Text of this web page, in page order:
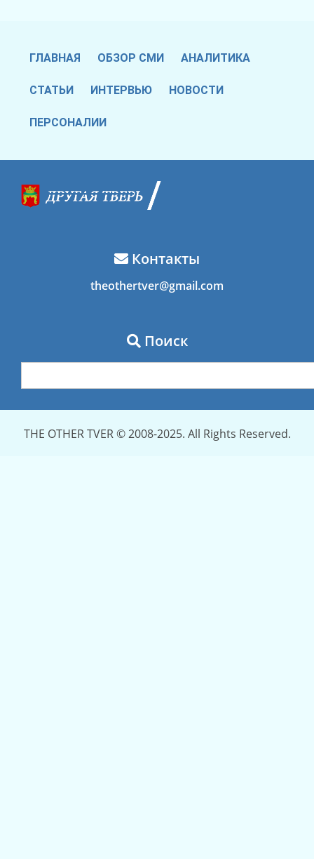
ГЛАВНАЯ ОБЗОР СМИ АНАЛИТИКА
СТАТЬИ ИНТЕРВЬЮ НОВОСТИ
ПЕРСОНАЛИИ
Контакты
theothertver@gmail.com
Поиск
THE OTHER TVER © 2008-2025. All Rights Reserved.